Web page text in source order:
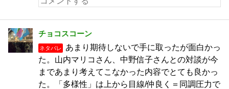
チョコスコーン
ネタバレ
あまり期待しないで手に取ったが面白かっ
た。山内マリコさん、中野信子さんとの対談が今
まであまり考えてこなかった内容でとても良かっ
た。「多様性」は上から目線/仲良く＝同調圧力で